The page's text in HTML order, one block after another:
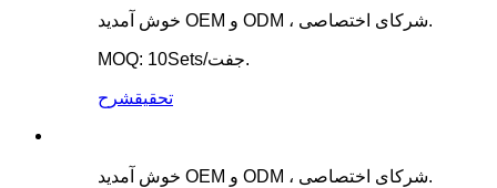
خوش آمدید OEM و ODM ، شرکای اختصاصی.
MOQ: 10Sets/جفت.
تحقیقشرح
خوش آمدید OEM و ODM ، شرکای اختصاصی.